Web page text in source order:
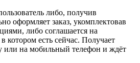
либо, получив
оформляет заказ, укомплектовав
либо соглашается на
котором есть сейчас. Получает
или на мобильный телефон и ждёт